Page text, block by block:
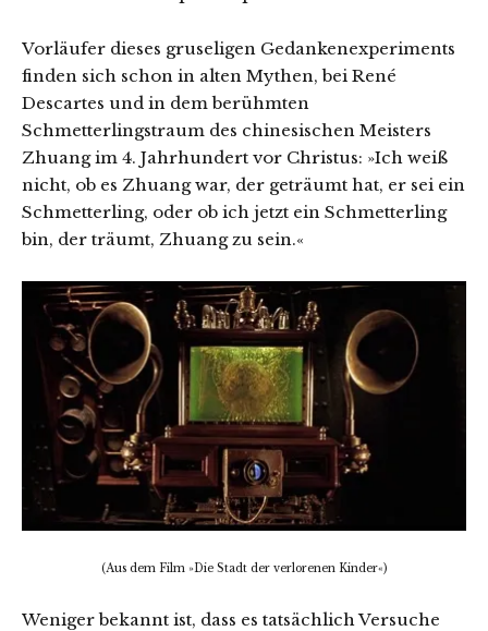
Vorläufer dieses gruseligen Gedankenexperiments
finden sich schon in alten Mythen, bei René
Descartes und in dem berühmten
Schmetterlingstraum des chinesischen Meisters
Zhuang im 4. Jahrhundert vor Christus: »Ich weiß
nicht, ob es Zhuang war, der geträumt hat, er sei ein
Schmetterling, oder ob ich jetzt ein Schmetterling
bin, der träumt, Zhuang zu sein.«
(Aus dem Film »Die Stadt der verlorenen Kinder«)
Weniger bekannt ist, dass es tatsächlich Versuche